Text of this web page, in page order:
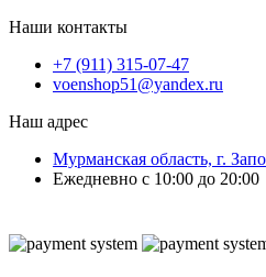
Наши контакты
+7 (911) 315-07-47
voenshop51@yandex.ru
Наш адрес
Мурманская область, г.
Ежедневно с 10:00 до 20:00